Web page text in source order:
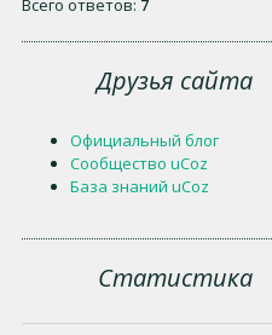
Всего ответов: 7
Друзья сайта
Официальный блог
Сообщество uCoz
База знаний uCoz
Статистика